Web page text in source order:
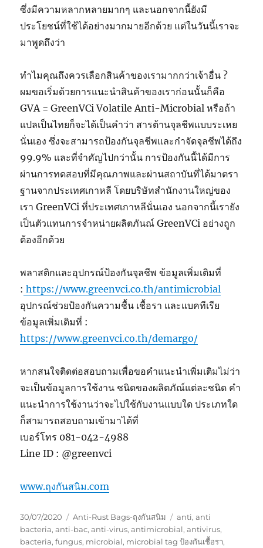
ซึ่งมีความหลากหลายมากๆ และนอกจากนี้ยังมี
ประโยชน์ที่ใช้ได้อย่างมากมายอีกด้วย แต่ในวันนี้เราจะ
มาพูดถึงว่า
ทำไมคุณถึงควรเลือกสินค้าของเรามากกว่าเจ้าอื่น ?
ผมขอเริ่มด้วยการแนะนำสินค้าของเราก่อนนั้นก็คือ
GVA = GreenVCi Volatile Anti-Microbial หรือถ้า
แปลเป็นไทยก็จะได้เป็นคำว่า สารต้านจุลชีพแบบระเหย
นั่นเอง ซึ่งจะสามารถป้องกันจุลชีพและกำจัดจุลชีพได้ถึง
99.9% และที่จำคัญไปกว่านั้น การป้องกันนี้ได้มีการ
ผ่านการทดสอบที่มีคุณภาพและผ่านสถาบันที่ได้มาตรา
ฐานจากประเทศเกาหลี โดยบริษัทสำนักงานใหญ่ของ
เรา GreenVCi ที่ประเทศเกาหลีนั่นเอง นอกจากนี้เรายัง
เป็นตัวแทนการจำหน่ายผลิตภันณ์ GreenVCi อย่างถูก
ต้องอีกด้วย
พลาสติกและอุปกรณ์ป้องกันจุลชีพ ข้อมูลเพิ่มเติมที่
: https://www.greenvci.co.th/antimicrobial
อุปกรณ์ช่วยป้องกันความชื้น เชื้อรา และแบคทีเรีย
ข้อมูลเพิ่มเติมที่ :
https://www.greenvci.co.th/demargo/
หากสนใจติดต่อสอบถามเพื่อขอคำแนะนำเพิ่มเติมไม่ว่า
จะเป็นข้อมูลการใช้งาน ชนิดของผลิตภัณ์แต่ละชนิด คำ
แนะนำการใช้งานว่าจะไปใช้กับงานแบบใด ประเภทใด
ก็สามารถสอบถามเข้ามาได้ที่
เบอร์โทร 081-042-4988
Line ID : @greenvci
www.ถุงกันสนิม.com
Posted
on
30/07/2020 Categories
Anti-Rust Bags-ถุงกันสนิม Tags
anti,anti
bacteria,anti-bac,anti-virus,antimicrobial,antivirus,
bacteria,fungus, microbial, microbial tag ป้องกันเชื้อรา,